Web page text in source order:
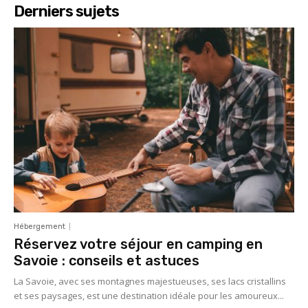
Derniers sujets
Hébergement
Réservez votre séjour en camping en
Savoie : conseils et astuces
La Savoie, avec ses montagnes majestueuses, ses lacs cristallins
et ses paysages, est une destination idéale pour les amoureux...